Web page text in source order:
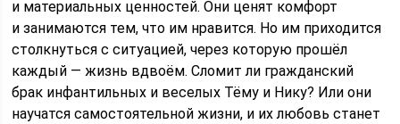
и материальных ценностей. Они ценят комфорт
и занимаются тем, что им нравится. Но им приходится
столкнуться с ситуацией, через которую прошёл
каждый — жизнь вдвоём. Сломит ли гражданский
брак инфантильных и веселых Тёму и Нику? Или они
научатся самостоятельной жизни, и их любовь станет